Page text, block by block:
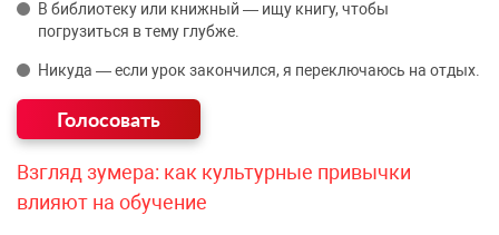
В библиотеку или книжный — ищу книгу, чтобы
погрузиться в тему глубже.
Никуда — если урок закончился, я переключаюсь на отдых.
Взгляд зумера: как культурные привычки
влияют на обучение